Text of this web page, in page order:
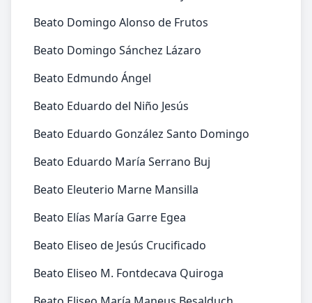
Beato Domingo Alonso de Frutos
Beato Domingo Sánchez Lázaro
Beato Edmundo Ángel
Beato Eduardo del Niño Jesús
Beato Eduardo González Santo Domingo
Beato Eduardo María Serrano Buj
Beato Eleuterio Marne Mansilla
Beato Elías María Garre Egea
Beato Eliseo de Jesús Crucificado
Beato Eliseo M. Fontdecava Quiroga